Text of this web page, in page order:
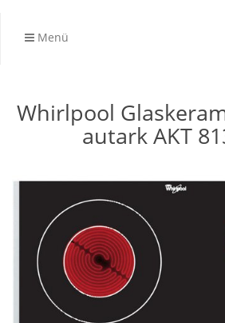
Menü
Whirlpool
autark AKT